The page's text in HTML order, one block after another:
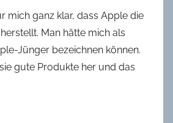
mich ganz klar, dass Apple die
Man hätte mich als
Jünger bezeichnen können.
gute Produkte her und das